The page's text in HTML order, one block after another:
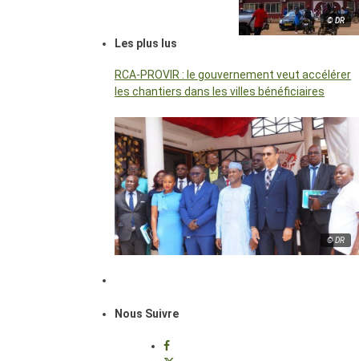
© DR
Les plus lus
RCA-PROVIR : le gouvernement veut accélérer
les chantiers dans les villes bénéficiaires
© DR
Nous Suivre